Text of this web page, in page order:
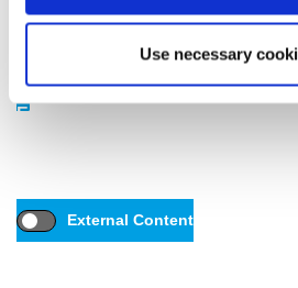
Use necessary
Inbetriebnahme der Ausrüstungen sind
External content
External Content